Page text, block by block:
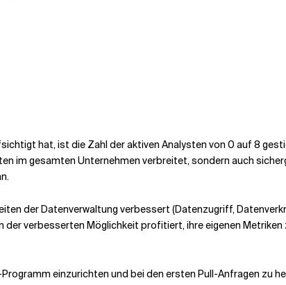
hat, ist die Zahl der aktiven Analysten von 0 auf 8
im gesamten Unternehmen verbreitet, sondern auch
der Datenverwaltung verbessert (Datenzugriff,
verbesserten Möglichkeit profitiert, ihre eigenen Metriken
einzurichten und bei den ersten Pull-Anfragen zu